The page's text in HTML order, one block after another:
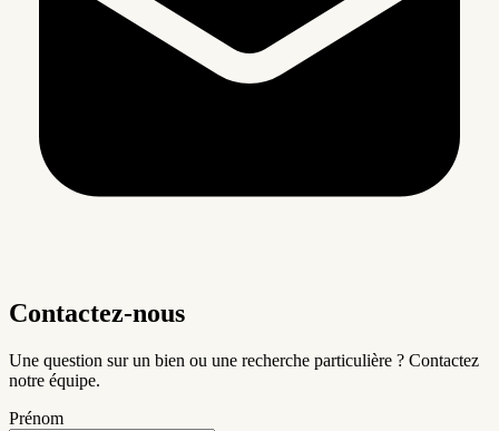
Contactez-nous
Une question sur un bien ou une recherche particulière ? Contactez
notre équipe.
Prénom